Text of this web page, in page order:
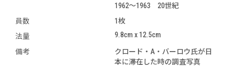
1962～1963 20世紀
員数
1枚
法量
9.8cm x 12.5cm
備考
クロード・A・バーロウ氏が日
本に滞在した時の調査写真